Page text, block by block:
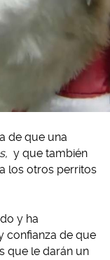
de que una
y que también
los otros perritos
y ha
confianza de que
que le darán un